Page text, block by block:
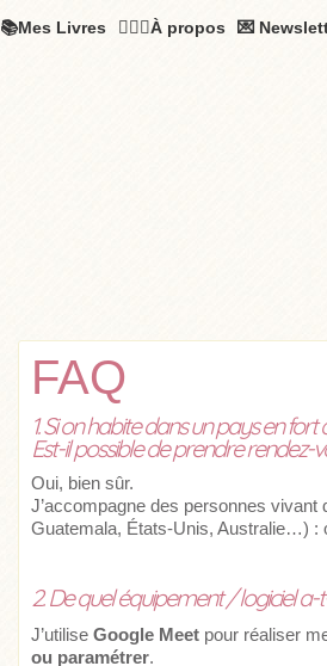
📚Mes Livres 🧚🏻‍♂️À propos 💌
FAQ
1. Si on habite dans un pays en
Est-il possible de prendre rendez-
Oui, bien sûr.
J’accompagne des personnes
Guatemala, États-Unis, Australie…) :
2. De quel équipement / logiciel a-
J’utilise Google Meet pour réaliser
ou paramétrer.